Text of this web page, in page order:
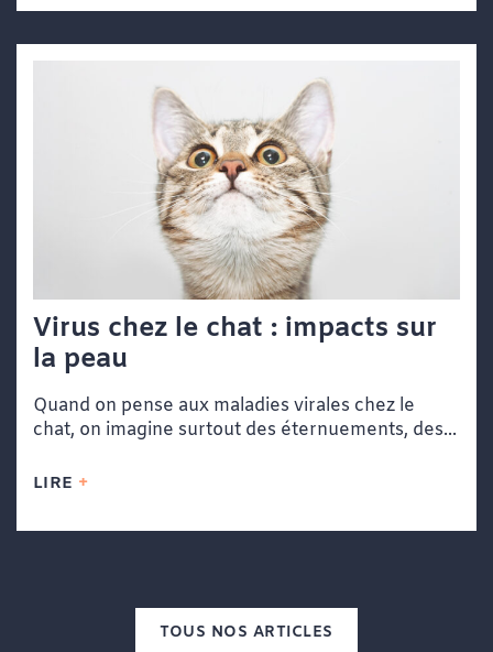
Virus chez le chat : impacts sur
la peau
Quand on pense aux maladies virales chez le
chat, on imagine surtout des éternuements, des...
LIRE
TOUS NOS ARTICLES